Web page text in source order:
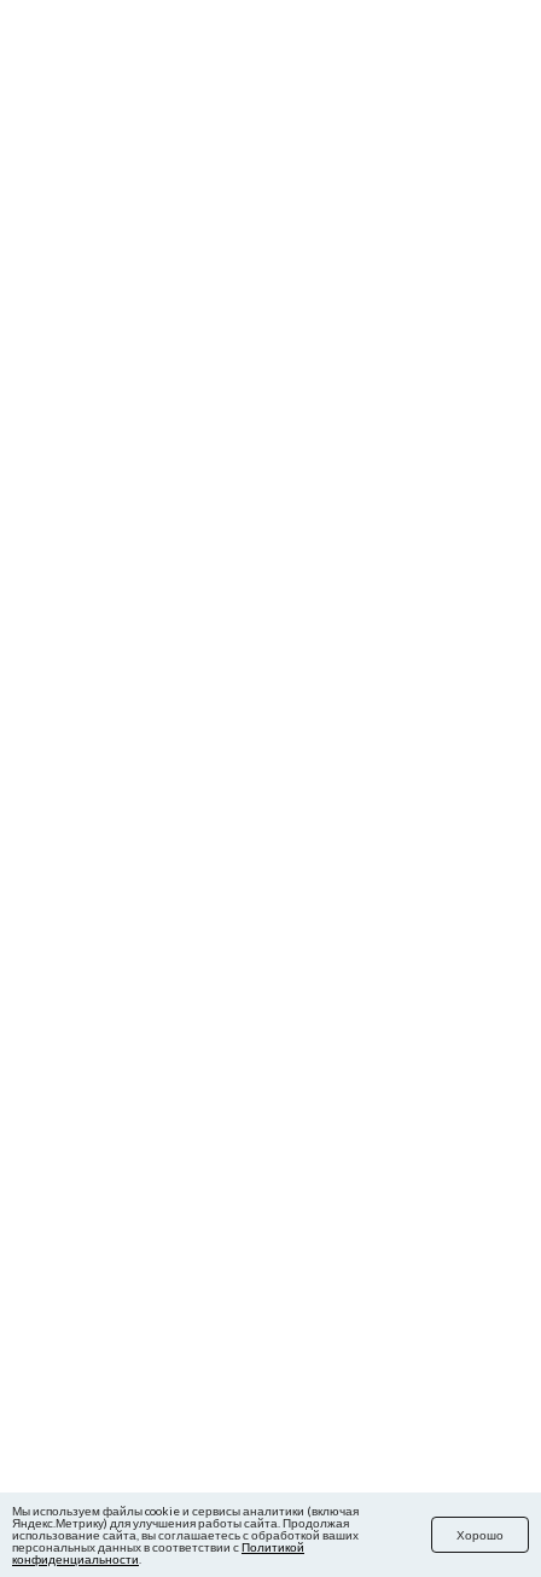
Мы используем файлы cookie и сервисы аналитики (включая
Яндекс.Метрику) для улучшения работы сайта. Продолжая
использование сайта, вы соглашаетесь с обработкой ваших
персональных данных в соответствии сПолитикой
конфиденциальности
Хорошо